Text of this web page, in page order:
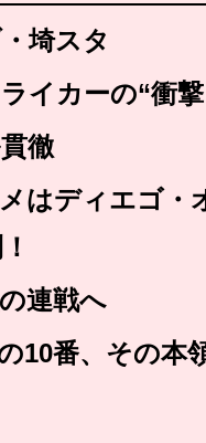
埼スタ
イカーの“衝撃
徹
はディエゴ・
連戦へ
10番、その本